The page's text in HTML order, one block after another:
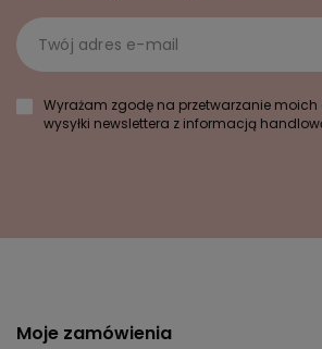
Twój adres e-mail
Wyrażam zgodę na przetwarzanie
wysyłki newslettera z informacją
Moje zamówienia